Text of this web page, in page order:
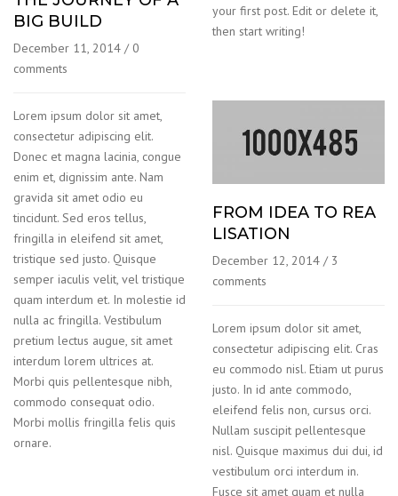
BIG BUILD
December 11, 2014 / 0
comments
Lorem ipsum dolor sit amet,
consectetur adipiscing elit.
Donec et magna lacinia, congue
enim et, dignissim ante. Nam
gravida sit amet odio eu
tincidunt. Sed eros tellus,
fringilla in eleifend sit amet,
tristique sed justo. Quisque
semper iaculis velit, vel tristique
quam interdum et. In molestie id
nulla ac fringilla. Vestibulum
pretium lectus augue, sit amet
interdum lorem ultrices at.
Morbi quis pellentesque nibh,
commodo consequat odio.
Morbi mollis fringilla felis quis
ornare.
your first post. Edit or delete it,
then start writing!
FROM IDEA TO REA
LISATION
December 12, 2014 / 3
comments
Lorem ipsum dolor sit amet,
consectetur adipiscing elit. Cras
eu commodo nisl. Etiam ut purus
justo. In id ante commodo,
eleifend felis non, cursus orci.
Nullam suscipit pellentesque
nisl. Quisque maximus dui dui, id
vestibulum orci interdum in.
Fusce sit amet quam et nulla